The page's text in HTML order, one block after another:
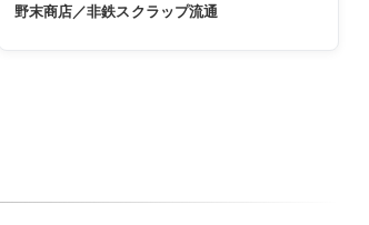
野末商店／非鉄スクラップ流通